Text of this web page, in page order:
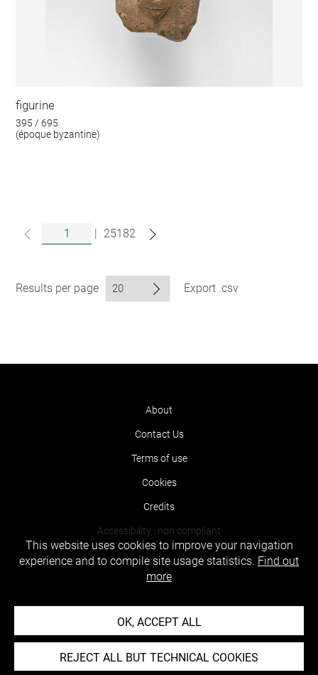
figurine
395 / 695
(époque byzantine)
| 25182
Results per page Export .csv
About
Contact Us
Terms of use
Cookies
Credits
Accessibility : non compliant
This website uses cookies to improve your navigation
experience and to compile site usage statistics. Find out
more
OK, ACCEPT ALL
REJECT ALL BUT TECHNICAL COOKIES